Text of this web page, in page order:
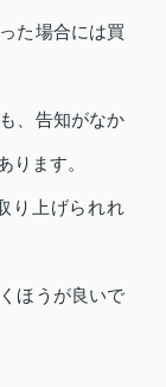
た場合には買
、告知がなか
ります。
り上げられれ
ほうが良いで